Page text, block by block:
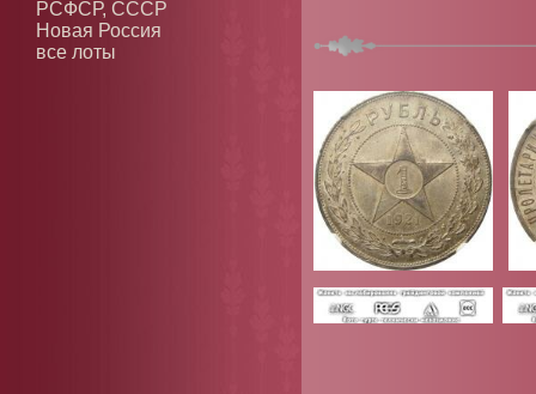
РСФСР, СССР
Новая Россия
все лоты